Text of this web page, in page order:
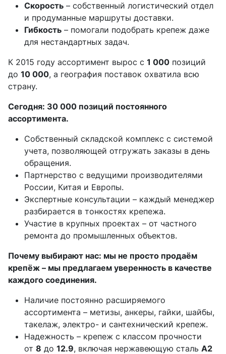
Скорость – собственный логистический отдел
и продуманные маршруты доставки.
Гибкость – помогали подобрать крепеж даже
для нестандартных задач.
К 2015 году ассортимент вырос с 1 000 позиций
до 10 000, а география поставок охватила всю
страну.
Сегодня: 30 000 позиций постоянного
ассортимента.
Собственный складской комплекс с системой
учета, позволяющей отгружать заказы в день
обращения.
Партнерство с ведущими производителями
России, Китая и Европы.
Экспертные консультации – каждый менеджер
разбирается в тонкостях крепежа.
Участие в крупных проектах – от частного
ремонта до промышленных объектов.
Почему выбирают нас: мы не просто продаём
крепёж – мы предлагаем уверенность в качестве
каждого соединения.
Наличие постоянно расширяемого
ассортимента – метизы, анкеры, гайки, шайбы,
такелаж, электро- и сантехнический крепеж.
Надежность – крепеж с классом прочности
от 8 до 12.9, включая нержавеющую сталь А2